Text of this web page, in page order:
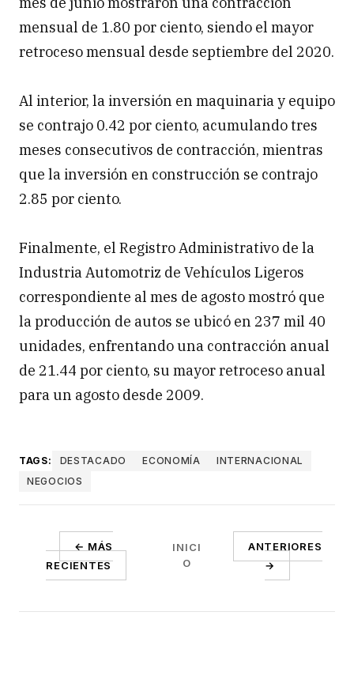
mensual de 1.80 por ciento, siendo el mayor
retroceso mensual desde septiembre del 2020.
Al interior, la inversión en maquinaria y equipo
se contrajo 0.42 por ciento, acumulando tres
meses consecutivos de contracción, mientras
que la inversión en construcción se contrajo
2.85 por ciento.
Finalmente, el Registro Administrativo de la
Industria Automotriz de Vehículos Ligeros
correspondiente al mes de agosto mostró que
la producción de autos se ubicó en 237 mil 40
unidades, enfrentando una contracción anual
de 21.44 por ciento, su mayor retroceso anual
para un agosto desde 2009.
TAGS: DESTACADO ECONOMÍA
INTERNACIONAL
NEGOCIOS
← MÁS
RECIENTES
INICI
O
ANTERIORES
→